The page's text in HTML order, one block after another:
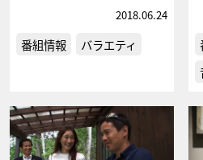
2018.06.24
番組情報 バラエティ